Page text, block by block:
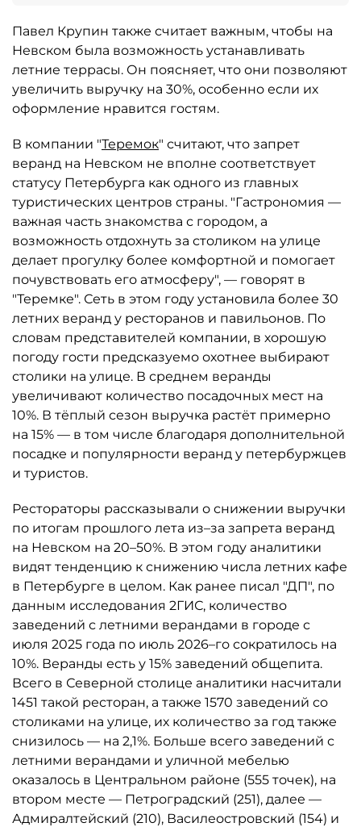
Павел Крупин также считает важным, чтобы на
Невском была возможность устанавливать
летние террасы. Он поясняет, что они позволяют
увеличить выручку на 30%, особенно если их
оформление нравится гостям.
В компании "Теремок" считают, что запрет
веранд на Невском не вполне соответствует
статусу Петербурга как одного из главных
туристических центров страны. "Гастрономия —
важная часть знакомства с городом, а
возможность отдохнуть за столиком на улице
делает прогулку более комфортной и помогает
почувствовать его атмосферу", — говорят в
"Теремке". Сеть в этом году установила более 30
летних веранд у ресторанов и павильонов. По
словам представителей компании, в хорошую
погоду гости предсказуемо охотнее выбирают
столики на улице. В среднем веранды
увеличивают количество посадочных мест на
10%. В тёплый сезон выручка растёт примерно
на 15% — в том числе благодаря дополнительной
посадке и популярности веранд у петербуржцев
и туристов.
Рестораторы рассказывали о снижении выручки
по итогам прошлого лета из–за запрета веранд
на Невском на 20–50%. В этом году аналитики
видят тенденцию к снижению числа летних кафе
в Петербурге в целом. Как ранее писал "ДП", по
данным исследования 2ГИС, количество
заведений с летними верандами в городе с
июля 2025 года по июль 2026–го сократилось на
10%. Веранды есть у 15% заведений общепита.
Всего в Северной столице аналитики насчитали
1451 такой ресторан, а также 1570 заведений со
столиками на улице, их количество за год также
снизилось — на 2,1%. Больше всего заведений с
летними верандами и уличной мебелью
оказалось в Центральном районе (555 точек), на
втором месте — Петроградский (251), далее —
Адмиралтейский (210), Василеостровский (154) и